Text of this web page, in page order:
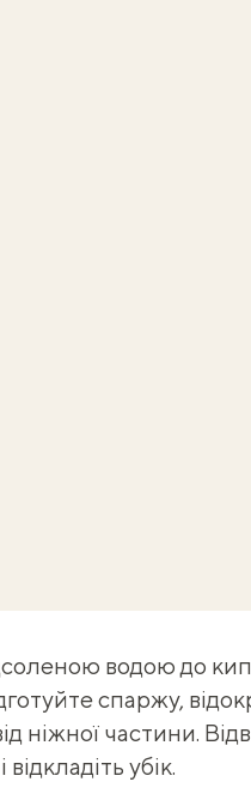
водою до
спаржу,
ніжної частини.
убік.